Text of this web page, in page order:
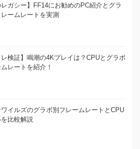
レガシー】FF14にお勧めのPC紹介とグラ
ームレートを実測
レ検証】鳴潮の4Kプレイは？CPUとグラボ
レートを紹介！
イルズのグラボ別フレームレートとCPU
比較解説